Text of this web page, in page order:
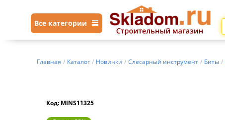
Все категории
Главная / Каталог / Новинки / Слесарный инструмент / Биты /
Код: MINS11325